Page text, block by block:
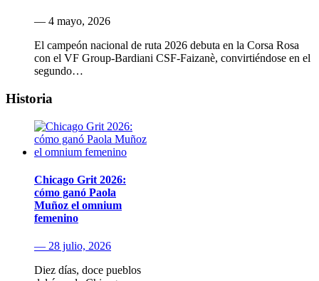
— 4 mayo, 2026
El campeón nacional de ruta 2026 debuta en la Corsa Rosa
con el VF Group-Bardiani CSF-Faizanè, convirtiéndose en el
segundo…
Historia
Chicago Grit 2026:
cómo ganó Paola
Muñoz el omnium
femenino
— 28 julio, 2026
Diez días, doce pueblos